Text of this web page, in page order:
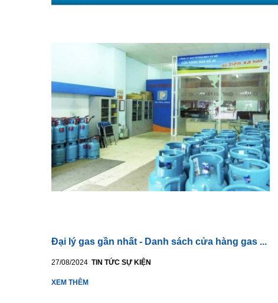
Đại lý gas gần nhất - Danh sách cửa hàng gas ...
27/08/2024 TIN TỨC SỰ KIỆN
XEM THÊM